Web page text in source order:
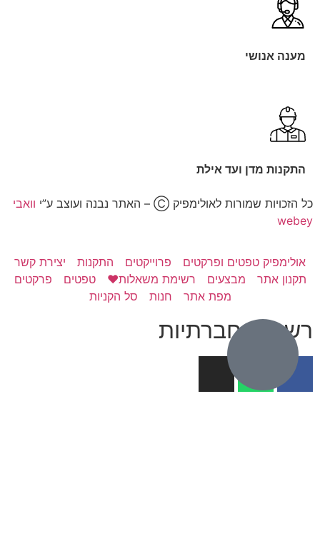
רשתות חברתיות
מענה אנושי
התקנות מדן ועד אילת
כל הזכויות שמורות לאולימפיק Ⓒ – האתר נבנה ועוצב ע”י
וואבי
webey
אולימפיק טפטים ופרקטים פרוייקטים התקנות
יצירת קשר
תקנון אתר
מבצעים רשימת משאלות❤️ טפטים
פרקטים
מפת אתר
חנות סל הקניות